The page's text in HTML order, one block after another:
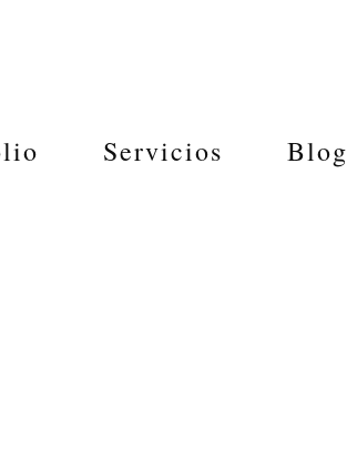
Servicios Blog